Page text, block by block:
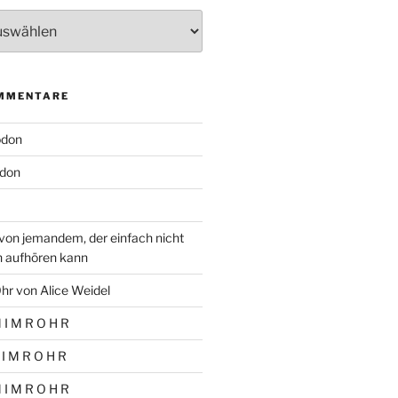
jemandem, der einfach nicht
aufhören kann
von Alice Weidel
I M R O H R
M R O H R
I M R O H R